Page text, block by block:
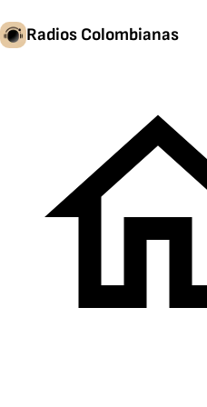
Radios Colombianas